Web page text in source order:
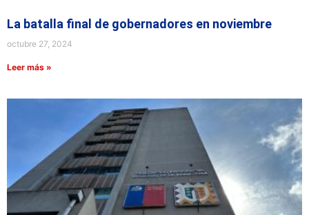
La batalla final de gobernadores en noviembre
octubre 27, 2024
Leer más »